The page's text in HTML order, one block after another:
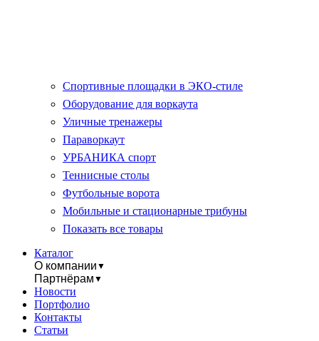
Спортивные площадки в ЭКО-стиле
Оборудование для воркаута
Уличные тренажеры
Параворкаут
УРБАНИКА спорт
Теннисные столы
Футбольные ворота
Мобильные и стационарные трибуны
Показать все товары
Каталог
О компании ▼
Партнёрам ▼
Новости
Портфолио
Контакты
Статьи